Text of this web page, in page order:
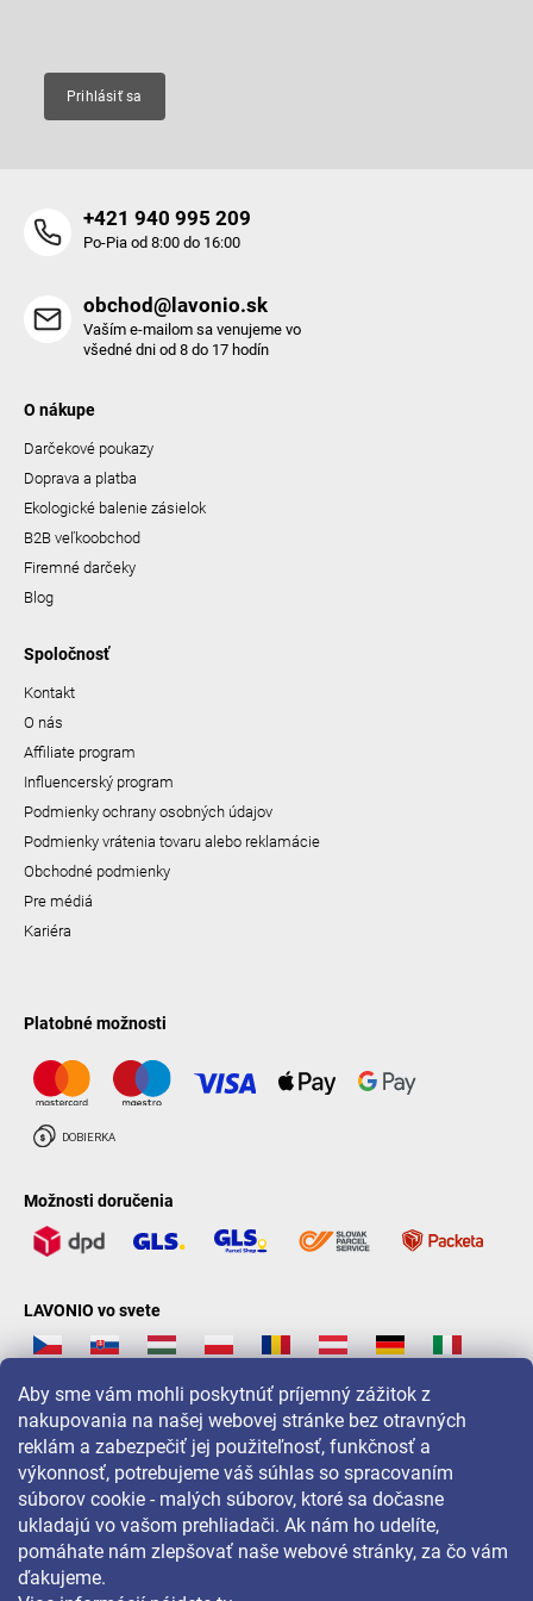
Aby sme vám mohli poskytnúť príjemný zážitok z
nakupovania na našej webovej stránke bez otravných
reklám a zabezpečiť jej použiteľnosť, funkčnosť a
výkonnosť, potrebujeme váš súhlas so spracovaním
súborov cookie - malých súborov, ktoré sa dočasne
ukladajú vo vašom prehliadači. Ak nám ho udelíte,
pomáhate nám zlepšovať naše webové stránky, za čo vám
ďakujeme.
Prihlásiť sa
+421 940 995 209
Po-Pia od 8:00 do 16:00
obchod@lavonio.sk
Vaším e-mailom sa venujeme vo
všedné dni od 8 do 17 hodín
O nákupe
Darčekové poukazy
Doprava a platba
Ekologické balenie zásielok
B2B veľkoobchod
Firemné darčeky
Blog
Spoločnosť
Kontakt
O nás
Affiliate program
Influencerský program
Podmienky ochrany osobných údajov
Podmienky vrátenia tovaru alebo reklamácie
Obchodné podmienky
Pre médiá
Kariéra
Platobné možnosti
Možnosti doručenia
LAVONIO vo svete
Pre akcie, súťaže a zľavy nás sledujte na: